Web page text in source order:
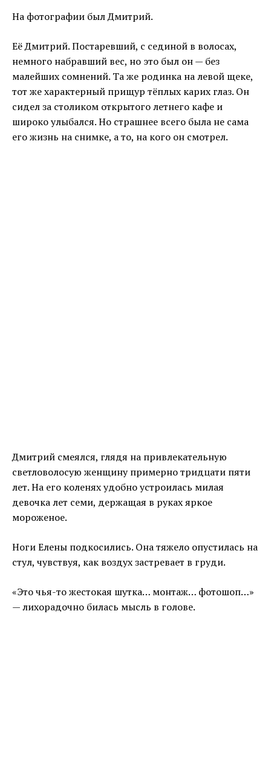
На фотографии был Дмитрий.
Её Дмитрий. Постаревший, с сединой в волосах,
немного набравший вес, но это был он — без
малейших сомнений. Та же родинка на левой щеке,
тот же характерный прищур тёплых карих глаз. Он
сидел за столиком открытого летнего кафе и
широко улыбался. Но страшнее всего была не сама
его жизнь на снимке, а то, на кого он смотрел.
Дмитрий смеялся, глядя на привлекательную
светловолосую женщину примерно тридцати пяти
лет. На его коленях удобно устроилась милая
девочка лет семи, держащая в руках яркое
мороженое.
Ноги Елены подкосились. Она тяжело опустилась на
стул, чувствуя, как воздух застревает в груди.
«Это чья-то жестокая шутка… монтаж… фотошоп…»
— лихорадочно билась мысль в голове.